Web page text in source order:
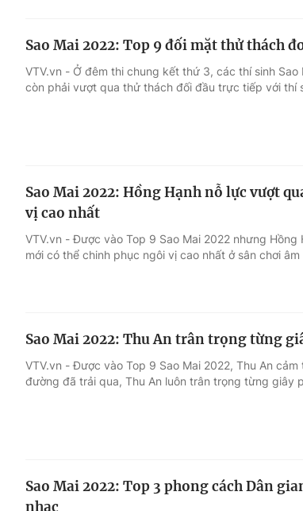
Sao Mai 2022: Top 9 đối mặt thử thách
VTV.vn - Ở đêm thi chung kết thứ 3, các thí sinh
còn phải vượt qua thử thách đối đầu trực tiếp với thí
Sao Mai 2022: Hồng Hạnh nỗ lực vượt
vị cao nhất
VTV.vn - Được vào Top 9 Sao Mai 2022 nhưng
mới có thể chinh phục ngôi vị cao nhất ở sân chơi âm
Sao Mai 2022: Thu An trân trọng từng
VTV.vn - Được vào Top 9 Sao Mai 2022, Thu An
đường đã trải qua, Thu An luôn trân trọng từng giây
Sao Mai 2022: Top 3 phong cách Dân
nhạc